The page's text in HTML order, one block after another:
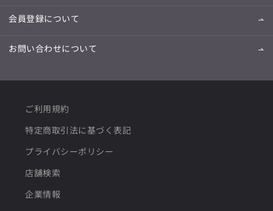
会員登録について
お問い合わせについて
ご利用規約
特定商取引法に基づく表記
プライバシーポリシー
店舗検索
企業情報